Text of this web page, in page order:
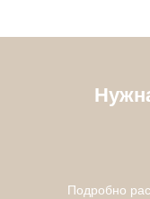
Подробно